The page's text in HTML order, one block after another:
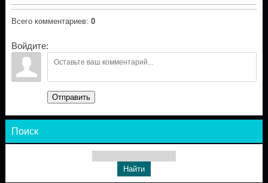
Всего комментариев: 0
Войдите:
Отправить
Поиск